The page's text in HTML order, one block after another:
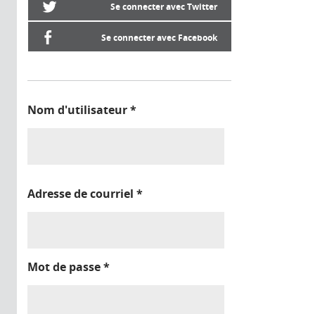
Se connecter avec Twitter
Se connecter avec Facebook
Nom d'utilisateur*
Adresse de courriel *
Mot de passe*